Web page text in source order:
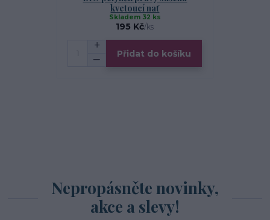
kvetoucí nať
195 Kč/ks
Skladem 32 ks
Přidat do košíku
Nepropásněte novinky,
akce a slevy!